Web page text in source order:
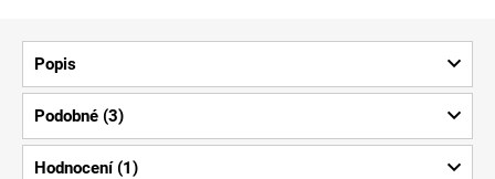
Popis
Podobné (3)
Hodnocení (1)